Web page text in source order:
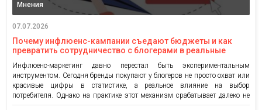
Мнения
07.07.2026
Почему инфлюенс-кампании съедают бюджеты и как
превратить сотрудничество с блогерами в реальные
Инфлюенс-маркетинг давно перестал быть экспериментальным
инструментом. Сегодня бренды покупают у блогеров не просто охват или
красивые цифры в статистике, а реальное влияние на выбор
потребителя. Однако на практике этот механизм срабатывает далеко не
всегда: за миллионными просмотрами и тысячами лайков часто